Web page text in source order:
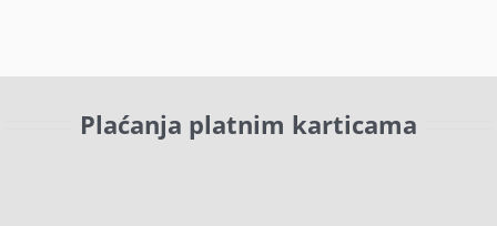
Plaćanja platnim karticama